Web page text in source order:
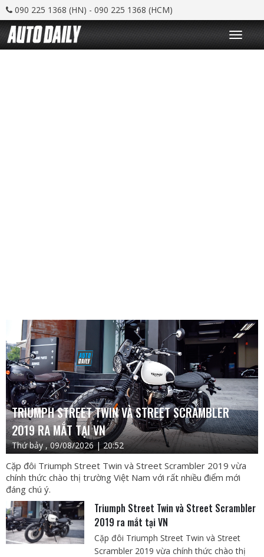
090 225 1368 (HN) - 090 225 1368 (HCM)
T
o
g
TRIUMPH STREET TWIN VÀ STREET SCRAMBLER
2019 RA MẮT TẠI VN
Thứ bảy , 09/08/2026 | 20:52
Cặp đôi Triumph Street Twin và Street Scrambler 2019 vừa
chính thức chào thị trường Việt Nam với rất nhiều điểm mới
đáng chú ý.
Triumph Street Twin và Street Scrambler
2019 ra mắt tại VN
Cặp đôi Triumph Street Twin và Street
Scrambler 2019 vừa chính thức chào thị